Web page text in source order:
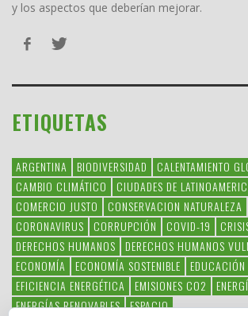
y los aspectos que deberían mejorar.
ETIQUETAS
ARGENTINA BIODIVERSIDAD
CALENTAMIENTO
CAMBIO CLIMÁTICO
CIUDADES DE
COMERCIO JUSTO
CONSERVACION NATURALEZA
CORONAVIRUS
CORRUPCIÓN COVID-19
DERECHOS HUMANOS
DERECHOS HUMANOS
ECONOMÍA
ECONOMÍA SOSTENIBLE
EDUCACIÓN
EFICIENCIA ENERGÉTICA
EMISIONES CO2
ENERGÍAS RENOVABLES ESPACIO